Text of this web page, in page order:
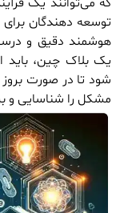
توسعه دهندگان برای
هوشمند دقیق و
یک بلاک چین، باید
شود تا در صورت بروز
مشکل را شناسایی و